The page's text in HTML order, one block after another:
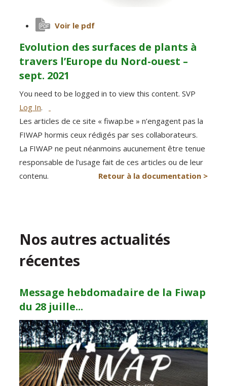
Voir le pdf
Evolution des surfaces de plants à
travers l’Europe du Nord-ouest –
sept. 2021
You need to be logged in to view this content. SVP
Log In.
Les articles de ce site « fiwap.be » n’engagent pas la
FIWAP hormis ceux rédigés par ses collaborateurs.
La FIWAP ne peut néanmoins aucunement être tenue
responsable de l’usage fait de ces articles ou de leur
contenu.
Retour à la documentation >
Nos autres actualités
récentes
Message hebdomadaire de la Fiwap
du 28 juille...